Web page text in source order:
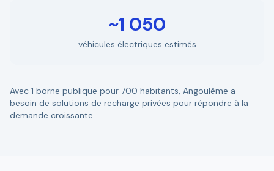
~1 050
véhicules électriques estimés
Avec 1 borne publique pour 700 habitants, Angoulême a
besoin de solutions de recharge privées pour répondre à la
demande croissante.